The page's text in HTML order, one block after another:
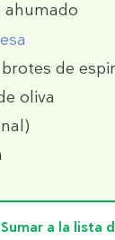
ahumado
brotes de
oliva
Sumar a la lista